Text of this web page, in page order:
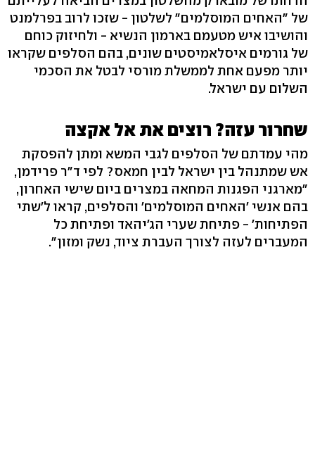
של "האחים המוסלמים" לשלטון - שזכו לרוב בפרלמנט
והושיבו איש מטעמם בארמון הנשיא - ולחיזוק כוחם
של גורמים איסלאמיסטים שונים, בהם הסלפים שקראו
יותר מפעם אחת לממשלת מורסי לבטל את הסכמי
השלום עם ישראל.
שחרור עזה? רוצים את אל אקצה
מהי עמדתם של הסלפים לגבי המשא ומתן להפסקת
אש שמתנהל בין ישראל לבין חמאס? לפי ד"ר פרידמן,
"מארגני הפגנות המחאה במצרים ביום שישי האחרון,
בהם אנשי 'האחים המוסלמים' והסלפים, קראו ל'שתי
הפתיחות' - פתיחת שערי הג'יהאד ופתיחת כל
המעברים לעזה לצורך העברת ציוד, נשק ומזון".